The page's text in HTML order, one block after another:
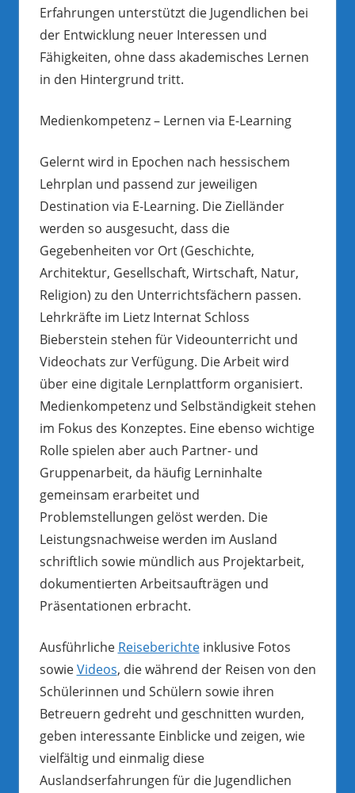
Erfahrungen unterstützt die Jugendlichen bei
der Entwicklung neuer Interessen und
Fähigkeiten, ohne dass akademisches Lernen
in den Hintergrund tritt.
Medienkompetenz – Lernen via E-Learning
Gelernt wird in Epochen nach hessischem
Lehrplan und passend zur jeweiligen
Destination via E-Learning. Die Zielländer
werden so ausgesucht, dass die
Gegebenheiten vor Ort (Geschichte,
Architektur, Gesellschaft, Wirtschaft, Natur,
Religion) zu den Unterrichtsfächern passen.
Lehrkräfte im Lietz Internat Schloss
Bieberstein stehen für Videounterricht und
Videochats zur Verfügung. Die Arbeit wird
über eine digitale Lernplattform organisiert.
Medienkompetenz und Selbständigkeit stehen
im Fokus des Konzeptes. Eine ebenso wichtige
Rolle spielen aber auch Partner- und
Gruppenarbeit, da häufig Lerninhalte
gemeinsam erarbeitet und
Problemstellungen gelöst werden. Die
Leistungsnachweise werden im Ausland
schriftlich sowie mündlich aus Projektarbeit,
dokumentierten Arbeitsaufträgen und
Präsentationen erbracht.
Ausführliche Reiseberichteinklusive Fotos
sowieVideos, die während der Reisen von den
Schülerinnen und Schülern sowie ihren
Betreuern gedreht und geschnitten wurden,
geben interessante Einblicke und zeigen, wie
vielfältig und einmalig diese
Auslandserfahrungen für die Jugendlichen